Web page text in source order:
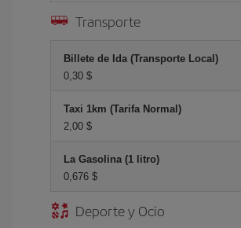
Transporte
Billete de Ida (Transporte Local)
0,30 $
Taxi 1km (Tarifa Normal)
2,00 $
La Gasolina (1 litro)
0,676 $
Deporte y Ocio